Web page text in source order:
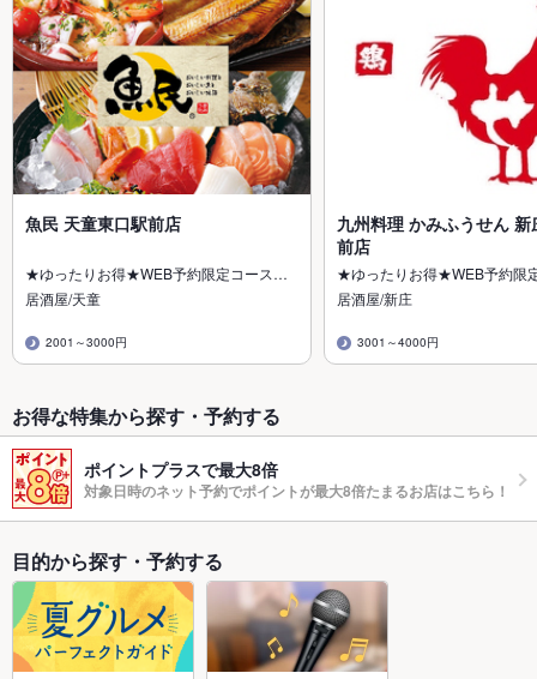
魚民 天童東口駅前店
★ゆったりお得★WEB予約限定コース…
居酒屋/天童
2001～3000円
九州料理 かみふうせん 新
前店
★ゆったりお得★WEB予約限
居酒屋/新庄
3001～4000円
お得な特集から探す・予約する
ポイントプラスで最大8倍
対象日時のネット予約でポイントが最大8倍たまるお店はこちら！
目的から探す・予約する